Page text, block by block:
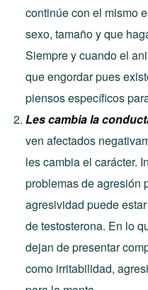
continúe con el mismo
sexo, tamaño y que
Siempre y cuando el
que engordar pues
piensos específicos
Les cambia la
ven afectados
les cambia el carácter.
problemas de agresión
agresividad puede
de testosterona. En lo
dejan de presentar
como irritabilidad,